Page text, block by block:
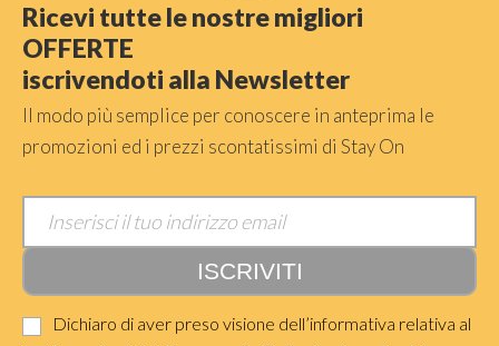
Ricevi tutte le nostre migliori
OFFERTE
iscrivendoti alla Newsletter
Il modo più semplice per conoscere in anteprima le
promozioni ed i prezzi scontatissimi di Stay On
Dichiaro di aver preso visione dell’informativa relativa al